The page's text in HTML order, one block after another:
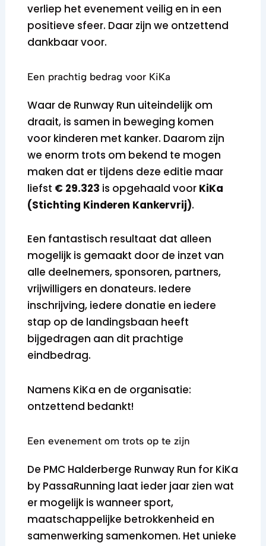
verliep het evenement veilig en in een
positieve sfeer. Daar zijn we ontzettend
dankbaar voor.
Een prachtig bedrag voor KiKa
Waar de Runway Run uiteindelijk om
draait, is samen in beweging komen
voor kinderen met kanker. Daarom zijn
we enorm trots om bekend te mogen
maken dat er tijdens deze editie maar
liefst € 29.323 is opgehaald voor KiKa
(Stichting Kinderen Kankervrij).
Een fantastisch resultaat dat alleen
mogelijk is gemaakt door de inzet van
alle deelnemers, sponsoren, partners,
vrijwilligers en donateurs. Iedere
inschrijving, iedere donatie en iedere
stap op de landingsbaan heeft
bijgedragen aan dit prachtige
eindbedrag.
Namens KiKa en de organisatie:
ontzettend bedankt!
Een evenement om trots op te zijn
De PMC Halderberge Runway Run for KiKa
by PassaRunning laat ieder jaar zien wat
er mogelijk is wanneer sport,
maatschappelijke betrokkenheid en
samenwerking samenkomen. Het unieke